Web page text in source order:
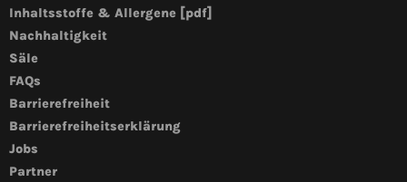
Inhaltsstoffe & Allergene [pdf]
Nachhaltigkeit
Säle
FAQs
Barrierefreiheit
Barrierefreiheitserklärung
Jobs
Partner